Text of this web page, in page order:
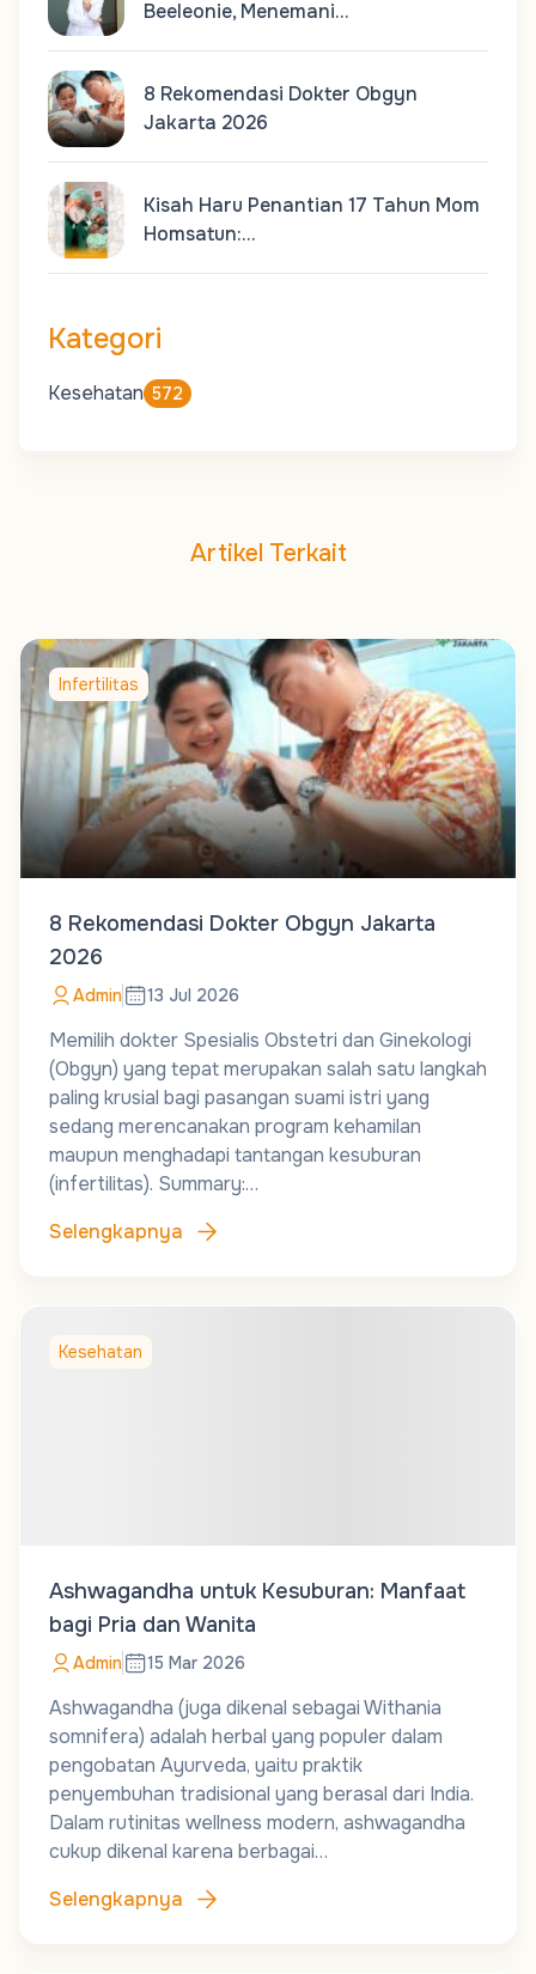
Beeleonie, Menemani…
8 Rekomendasi Dokter Obgyn
Jakarta 2026
Kisah Haru Penantian 17 Tahun Mom
Homsatun:…
Kategori
Kesehatan 572
Artikel Terkait
Infertilitas
8 Rekomendasi Dokter Obgyn Jakarta
2026
Admin 13 Jul 2026
Memilih dokter Spesialis Obstetri dan Ginekologi
(Obgyn) yang tepat merupakan salah satu langkah
paling krusial bagi pasangan suami istri yang
sedang merencanakan program kehamilan
maupun menghadapi tantangan kesuburan
(infertilitas). Summary:…
Selengkapnya
Kesehatan
Ashwagandha untuk Kesuburan: Manfaat
bagi Pria dan Wanita
Admin 15 Mar 2026
Ashwagandha (juga dikenal sebagai Withania
somnifera) adalah herbal yang populer dalam
pengobatan Ayurveda, yaitu praktik
penyembuhan tradisional yang berasal dari India.
Dalam rutinitas wellness modern, ashwagandha
cukup dikenal karena berbagai…
Selengkapnya